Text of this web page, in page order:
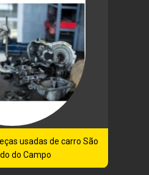
usadas de carro São
do Campo